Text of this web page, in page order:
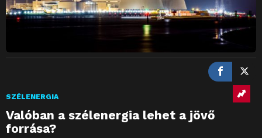
SZÉLENERGIA
Valóban a szélenergia lehet a jövő
forrása?